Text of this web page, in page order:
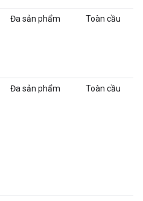
Đa sản phẩm Toàn cầu
Đa sản phẩm Toàn cầu